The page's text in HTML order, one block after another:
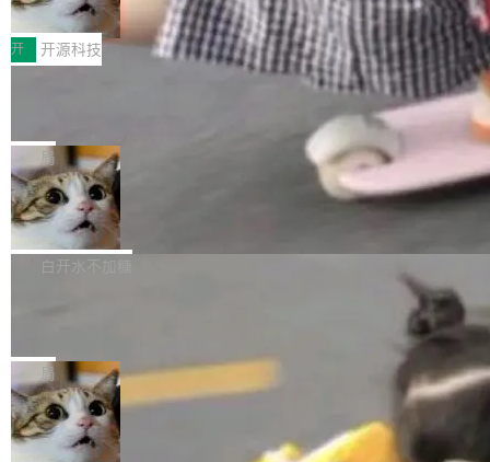
变体：Switchable...
那个创业公司。不同的是，这次它构建在 Cloudf
lare Workers 上——我花了九年时间搭建的平台
——并且深度集成了 AI。这基本上是我十年秘密
数据库，按名称寻址，复制到你自己的 S3 兼容
存储库里。节点之间只通过这个存储库协调——
没有控制平面，没有共识协议。每个对象自带一
个小型数据库，应用天然按分片构建，单个数据
库的竞争和爆炸半径问题在设计层面就被消除
了。 闲置的 cell 会休眠到几乎不占资源。当 cel
l 迁移或唤醒时，新宿主从 S3 恢复 SQLite 数据
库继续执行。存储库是持久化的唯一真相...
性能、流畅双第一，三星Galaxy Z系列
新折叠缺席
2026年7月的手机市场，由于存储等硬件成本暴
增，手机厂商的日子也不好过啊，新机速度明显
放缓，因此硝烟味淡了许多。新机参数规格除开
高价的三星折叠（三星Galaxy Z Fold8 Ultra / Z
Fold8 / Z Flip8）外，其余要么是中低端机器，
例如iQOO Z11i、REDMI Note 17、REDMI No
te 17 Pro、OPPO K15，要么是vivo X300 E这
样的次旗舰。 Galaxy Z Fold8 Ultra / Z Fold8 /
Z Flip8三款折叠屏新机均在7月22日发布，且全
部搭载骁龙8 Elite Gen5 for Galaxy，它们本该
开 开源科技
Zed 编辑器团队发布了新项目——DeltaDB，一
个在 git commit 之间记录每一次编辑操作的版
本控制系统。目前处于 Early Access 阶段。 De
ltaDB 的核心思路直接写在 landing page 最显
眼的位置：「Software is made between com
mits」——软件是在 commit 之间写出来的。git
是把这段空隙补上。 回退到任何一次编辑：Delt
aDB 捕获 commit 之间的每一次操作，...
局
SpaceXAI 单季资本开支达 183 亿美元
根据风险投资人Tomer Tunguz 博客（VC 分
析）披露的最新分析与第二季度业绩报告，Spac
微软同期总资本开支的四成。 与亚马逊、Alpha
bet、微软以及 Meta 等传统科技巨头相比，Spa
ceXAI的资金消耗速度尤为引人瞩目。然而，支
撑庞大支出的资金来源却呈现出截然不同的面
白开水不加糖
一个在终端里运行的编程 agent；Muse Spark
1.2，驱动这个 agent 的新模型。一句话概括：
你可以用 curl -fsSL https://dev.meta.ai/install.
sh | bash 安装一个能在大项目里自动规划、写
局
美团开源 LoHoSearch，用知识图谱校
准 AI 能力认知
机器出题的前提，是让机器拥有全局视野。整个